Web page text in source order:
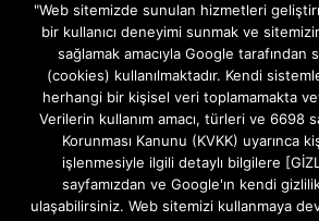
Gizlilik ve Çerezler (Cookies) Politikası
Hakkımızda
İletişim Kanalları
MODEM KURULUM
TEKNİK DESTEK
TELEVİZYON SİSTEMLERİ
"Web sitemizde sunulan hizmetleri
bir kullanıcı deneyimi sunmak ve
sağlamak amacıyla Google tarafından
(cookies) kullanılmaktadır. Kendi
herhangi bir kişisel veri toplamamakta
Verilerin kullanım amacı, türleri ve 6698
Korunması Kanunu (KVKK) uyarınca
işlenmesiyle ilgili detaylı bilgilere
sayfamızdan ve Google'ın kendi
ulaşabilirsiniz. Web sitemizi kullanmaya